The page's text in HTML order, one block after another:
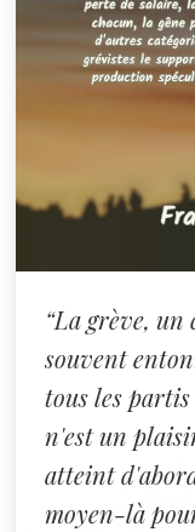
“La grève,
souvent
tous les
n'est un
atteint
moyen-là